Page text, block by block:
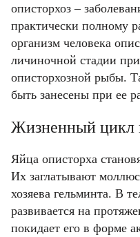
описторхоз –
практически полному
организм человека
личиночной стадии
описторхозной рыбы.
быть занесены при ее
Жизненный цикл
Яйца описторха
Их заглатывают
хозяева гельминта. В
развивается на
покидает его в форме